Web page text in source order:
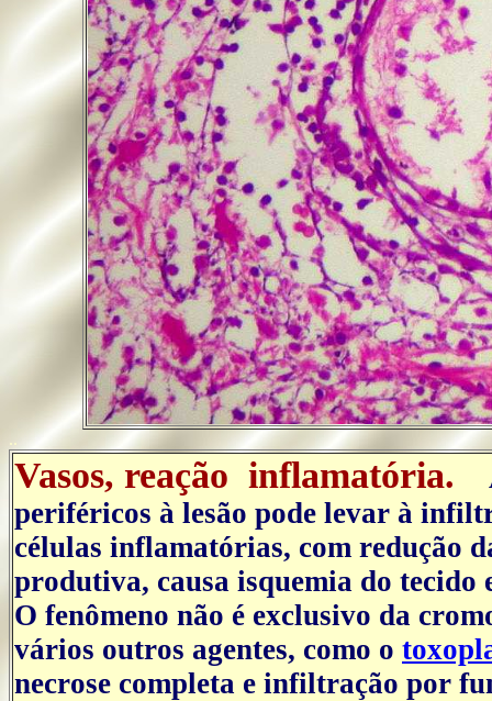
..
Vasos, reação inflamatória.
periféricos à lesão pode levar à
células inflamatórias, com redução
produtiva, causa isquemia do tecido
O fenômeno não é exclusivo da
vários outros agentes, como o
necrose completa e infiltração por